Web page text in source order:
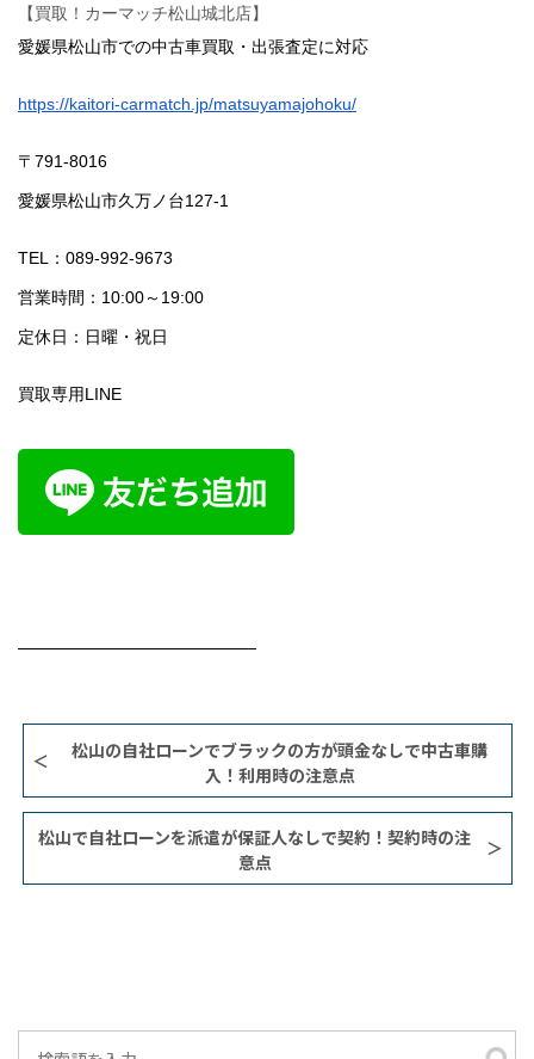
【買取！カーマッチ松山城北店】
愛媛県松山市での中古車買取・出張査定に対応
https://kaitori-carmatch.jp/matsuyamajohoku/
〒791-8016
愛媛県松山市久万ノ台127-1
TEL：089-992-9673
営業時間：10:00～19:00
定休日：日曜・祝日
買取専用LINE
────────────────────
松山の自社ローンでブラックの方が頭金なしで中古車購
入！利用時の注意点
松山で自社ローンを派遣が保証人なしで契約！契約時の注
意点